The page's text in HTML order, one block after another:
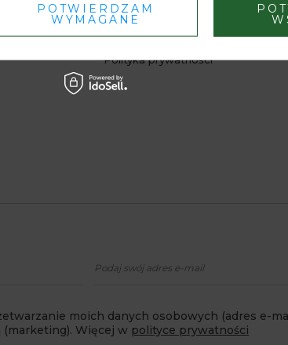
INFORMACJE
Polityka prywatności
moich danych osobowych (adres e-
Więcej w polityce prywatności
POTWIERDZAM
WYMAGANE